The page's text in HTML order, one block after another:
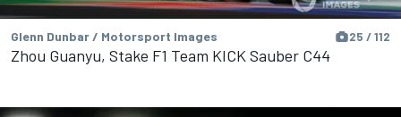
Glenn Dunbar / Motorsport Images 25 / 112
Zhou Guanyu, Stake F1 Team KICK Sauber C44